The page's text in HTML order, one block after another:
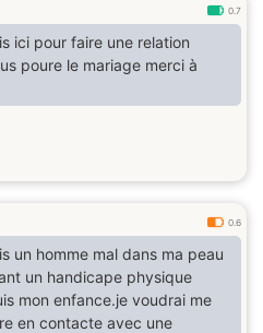
0.7
ici pour faire une relation
poure le mariage merci à
0.6
un homme mal dans ma peau
un handicape physique
mon enfance.je voudrai me
en contacte avec une